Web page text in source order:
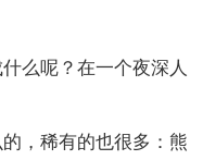
么呢？在一个夜深人
，稀有的也很多：熊